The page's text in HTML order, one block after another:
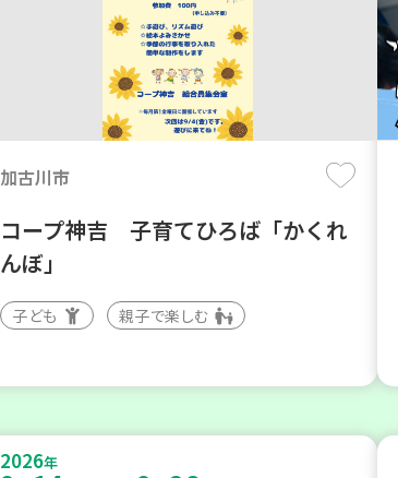
加古川市
コープ神吉 子育てひろば「かくれ
んぼ」
子ども 親子で楽しむ
2026年